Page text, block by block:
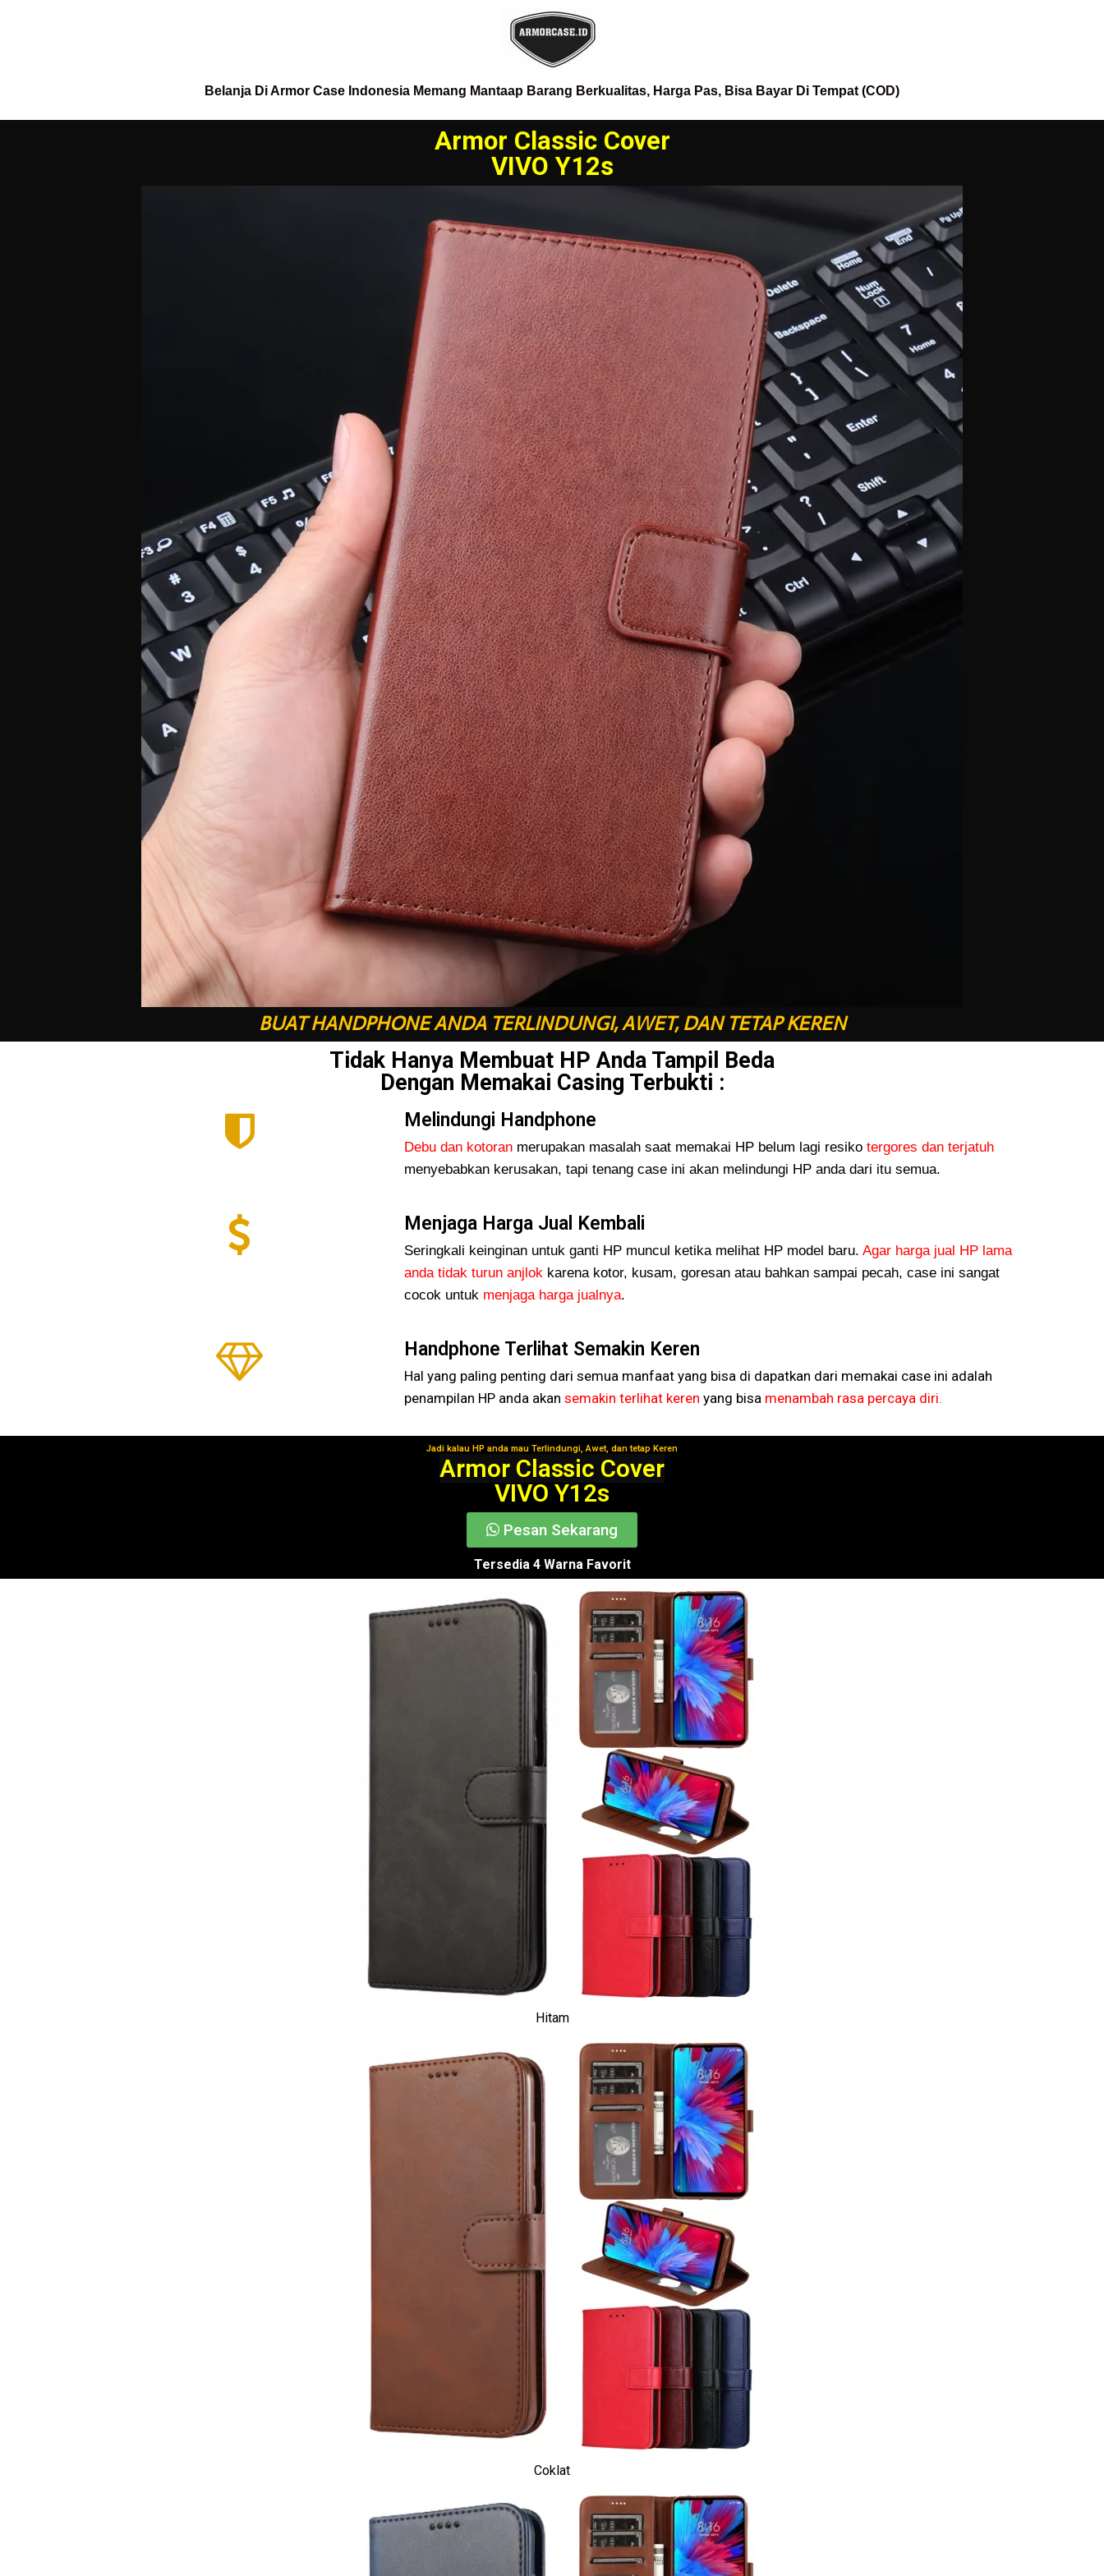
Belanja Di Armor Case Indonesia Memang Mantaap Barang Berkualitas, Harga Pas, Bisa Bayar Di Tempat (COD)
Armor Classic Cover
VIVO Y12s
BUAT HANDPHONE ANDA TERLINDUNGI, AWET, DAN TETAP KEREN
Tidak Hanya Membuat HP Anda Tampil Beda
Dengan Memakai Casing Terbukti :
Melindungi Handphone
Debu dan kotoran merupakan masalah saat memakai HP belum lagi resiko tergores dan terjatuh
menyebabkan kerusakan, tapi tenang case ini akan melindungi HP anda dari itu semua.
Menjaga Harga Jual Kembali
Seringkali keinginan untuk ganti HP muncul ketika melihat HP model baru. Agar harga jual HP lama
anda tidak turun anjlokkarena kotor, kusam, goresan atau bahkan sampai pecah, case ini sangat
cocok untuk menjaga harga jualnya.
Handphone Terlihat Semakin Keren
Hal yang paling penting dari semua manfaat yang bisa di dapatkan dari memakai case ini adalah
penampilan HP anda akan semakin terlihat keren yang bisa menambah rasa percaya diri.
Jadi kalau HP anda mau Terlindungi, Awet, dan tetap Keren
Segera Gunakan!
Armor Classic Cover
VIVO Y12s
Pesan Sekarang
Tersedia 4 Warna Favorit
Hitam
Coklat